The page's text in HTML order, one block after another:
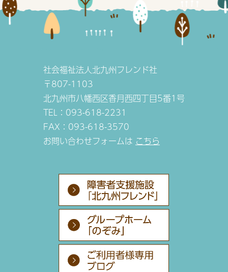
社会福祉法人北九州フレンド社
〒807-1103
北九州市八幡西区香月西四丁目5番1号
TEL：093-618-2231
FAX：093-618-3570
お問い合わせフォームは こちら